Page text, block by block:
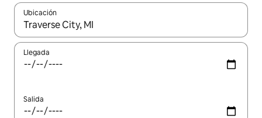
Ubicación
Cuando los resultados estén disponibles, navega con las
Llegada
Salida